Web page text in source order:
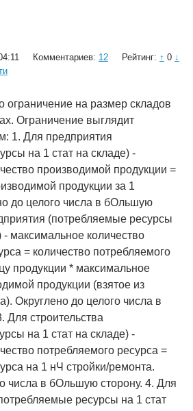
Комментариев: 12 Рейтинг: ↑ 0 ↓
ограничение на размер складов
Ограничение выглядит
1. Для предприятия
на 1 стат на складе) -
производимой продукции =
продукции за 1
до целого числа в бОльшую
(потребляемые ресурсы
- максимальное количество
= количество потребляемого
продукции * максимальное
продукции (взятое из
Округлено до целого числа в
Для строительства
на 1 стат на складе) -
потребляемого ресурса =
на 1 нЧ стройки/ремонта.
числа в бОльшую сторону. 4. Для
ресурсы на 1 стат